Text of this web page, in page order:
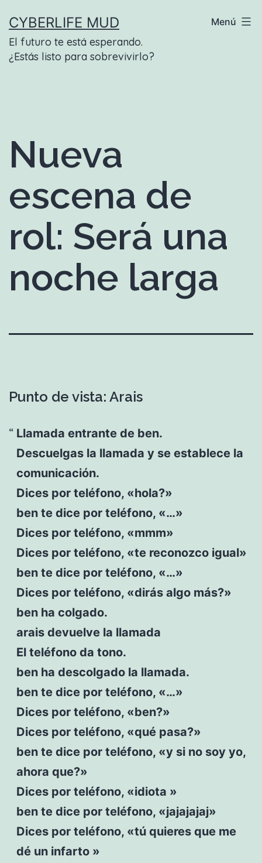
contenido
CYBERLIFE MUD
El futuro te está esperando.
¿Estás listo para sobrevivirlo?
Menú
Nueva
escena de
rol: Será una
noche larga
Punto de vista: Arais
Llamada entrante de ben.
Descuelgas la llamada y se establece la
comunicación.
Dices por teléfono, «hola?»
ben te dice por teléfono, «…»
Dices por teléfono, «mmm»
Dices por teléfono, «te reconozco igual»
ben te dice por teléfono, «…»
Dices por teléfono, «dirás algo más?»
ben ha colgado.
arais devuelve la llamada
El teléfono da tono.
ben ha descolgado la llamada.
ben te dice por teléfono, «…»
Dices por teléfono, «ben?»
Dices por teléfono, «qué pasa?»
ben te dice por teléfono, «y si no soy yo,
ahora que?»
Dices por teléfono, «idiota »
ben te dice por teléfono, «jajajajaj»
Dices por teléfono, «tú quieres que me
dé un infarto »